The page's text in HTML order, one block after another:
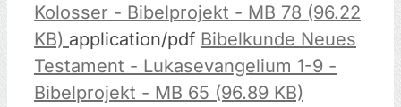
Kolosser - Bibelprojekt - MB 78 (96.22
KB) application/pdf Bibelkunde Neues
Testament - Lukasevangelium 1-9 -
Bibelprojekt - MB 65 (96.89 KB)